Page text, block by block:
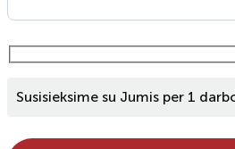
Susisieksime su Jumis per 1